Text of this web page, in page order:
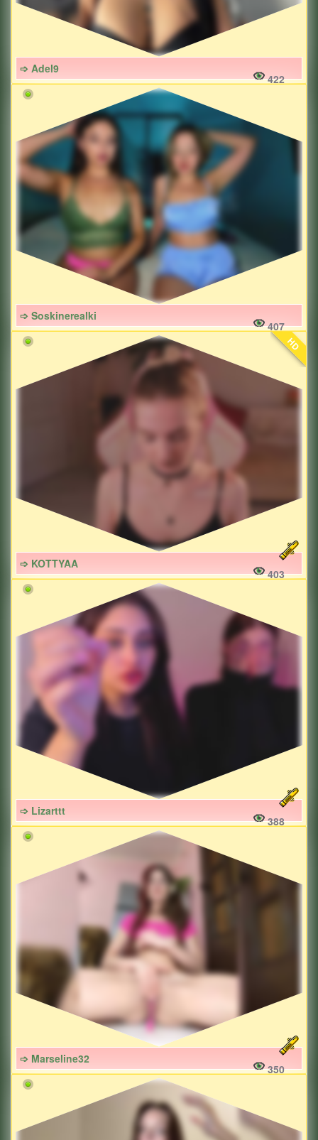
➩ Adel9
422
➩ Soskinerealki
407
HD
➩ KOTTYAA
403
➩ Lizarttt
388
➩ Marseline32
350